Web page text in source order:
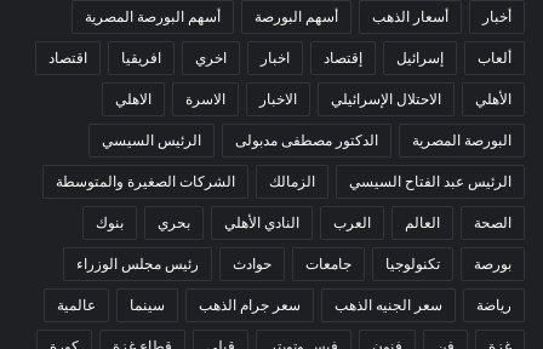
أخبار أسعار الذهب أسهم البورصة أسهم البورصة المصرية
ألعاب إسرائيل إقتصاد اخبار اخري افريقيا اقتصاد
الأهلي الاحتلال الإسرائيلي الاخبار الاسرة الاهلي
البورصة المصرية الدكتور مصطفى مدبولى الرئيس السيسي
الرئيس عبد الفتاح السيسي الزمالك الشركات الصغيرة والمتوسطة
الصحة العالم العرب النادي الأهلي بحري بنوك
بورصة تكنولوجيا جامعات حوادث رئيس مجلس الوزراء
رياضة سعر الجنيه الذهب سعر جرام الذهب سينما عالمية